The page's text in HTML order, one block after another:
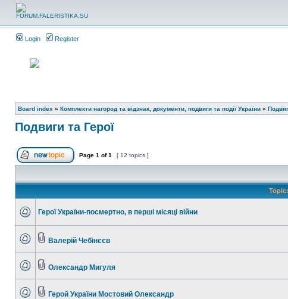
Login Register
Board index » Комплекти нагород та відзнак, документи, подвиги та події України »
Подвиги та Герої
Page 1 of1 [ 12 topics ]
Герої України-посмертно, в перші місяці війни
Валерій Чебінєєв
Олександр Мигуля
Герой України Мостовий Олександр